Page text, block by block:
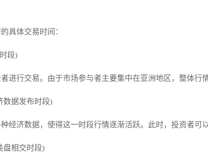
具体交易时间：
段)
进行交易。由于市场参与者主要集中在亚洲地区，整体行
数据发布时段)
经济数据，使得这一时段行情逐渐活跃。此时，投资者可
盘相交时段)